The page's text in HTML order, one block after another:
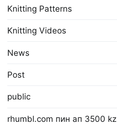
Knitting Patterns
Knitting Videos
News
Post
public
rhumbl.com пин ап 3500 kz